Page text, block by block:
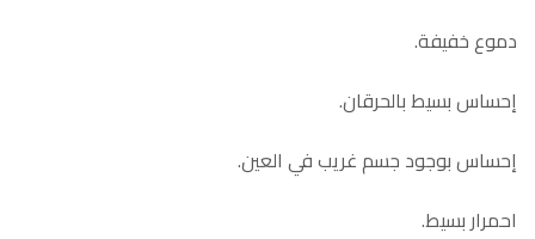
دموع خفيفة.
إحساس بسيط بالحرقان.
إحساس بوجود جسم غريب في العين.
احمرار بسيط.